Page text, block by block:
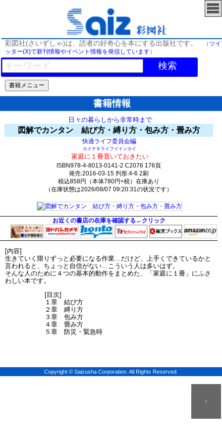
彩図社(さいずしゃ)は、読者の好奇心を本にする出版社です。 （ ツイ
ッター(X)で新刊情報やイベント情報を発信しています）
検索
書籍情報
日々の暮らしから非常時まで
図解でカンタン 結び方・縛り方・包み方・畳み方
快適ライフ委員会編
カイテキライフイインカイ
家庭に１冊置いておきたい
ISBN978-4-8013-0141-2 C2076 176頁
発売:2016-03-15 判形:4-6 2刷
税込858円（本体780円+税）在庫あり
（在庫状態は2026/08/07 09:20:31の状況です）
お近くの書店の在庫を確認する←クリック
[内容]
生きていく限りずっと必要になる作業…だけど、上手くできているかと
言われると、ちょっと自信がない…こういう人は多いはず。
そんな人のために４つの基本的動作をまとめた、「家庭に１冊」にふさ
わしい本です。
[目次]
１章 結び方
２章 縛り方
３章 包み方
４章 畳み方
５章 防災・緊急時
↑
Copyright © Saizusha Corporation. All Rights Reserved.